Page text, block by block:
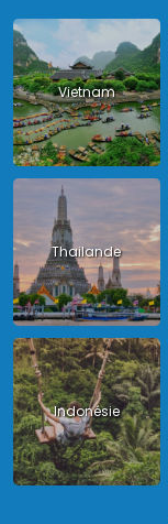
Vietnam
Thailande
Indonésie